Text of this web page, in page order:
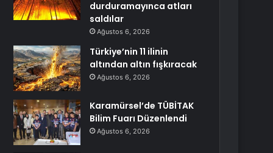
durduramayınca atları
saldılar
Ağustos 6, 2026
Türkiye’nin 11 ilinin
altından altın fışkıracak
Ağustos 6, 2026
Karamürsel’de TÜBİTAK
Bilim Fuarı Düzenlendi
Ağustos 6, 2026